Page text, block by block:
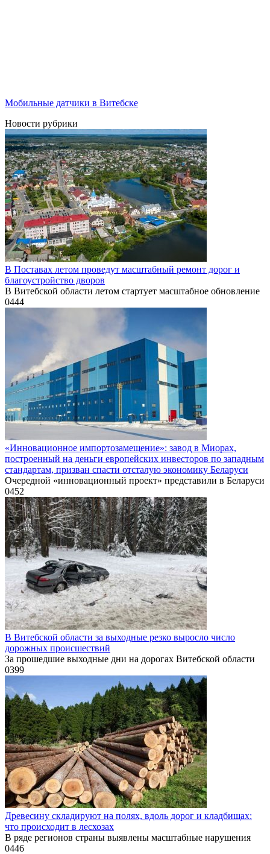
Мобильные датчики в Витебске
Новости рубрики
В Поставах летом проведут масштабный ремонт дорог и
благоустройство дворов
В Витебской области летом стартует масштабное обновление
0444
«Инновационное импортозамещение»: завод в Миорах,
построенный на деньги европейских инвесторов по западным
стандартам, призван спасти отсталую экономику Беларуси
Очередной «инновационный проект» представили в Беларуси
0452
В Витебской области за выходные резко выросло число
дорожных происшествий
За прошедшие выходные дни на дорогах Витебской области
0399
Древесину складируют на полях, вдоль дорог и кладбищах:
что происходит в лесхозах
В ряде регионов страны выявлены масштабные нарушения
0446